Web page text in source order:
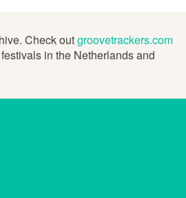
Check outgroovetrackers.com
in the Netherlands and